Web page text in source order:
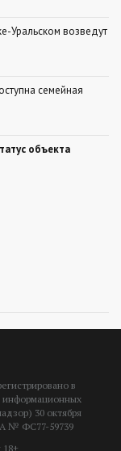
Уральском возведут
семейная
объекта
в
информационных
30 октября
№ ФС77-59739